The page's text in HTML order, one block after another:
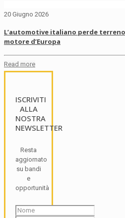
20 Giugno 2026
L’automotive italiano perde
motore d’Europa
Read more
ISCRIVITI
ALLA
NOSTRA
NEWSLETTER
Resta
aggiornato
su bandi
e
opportunità